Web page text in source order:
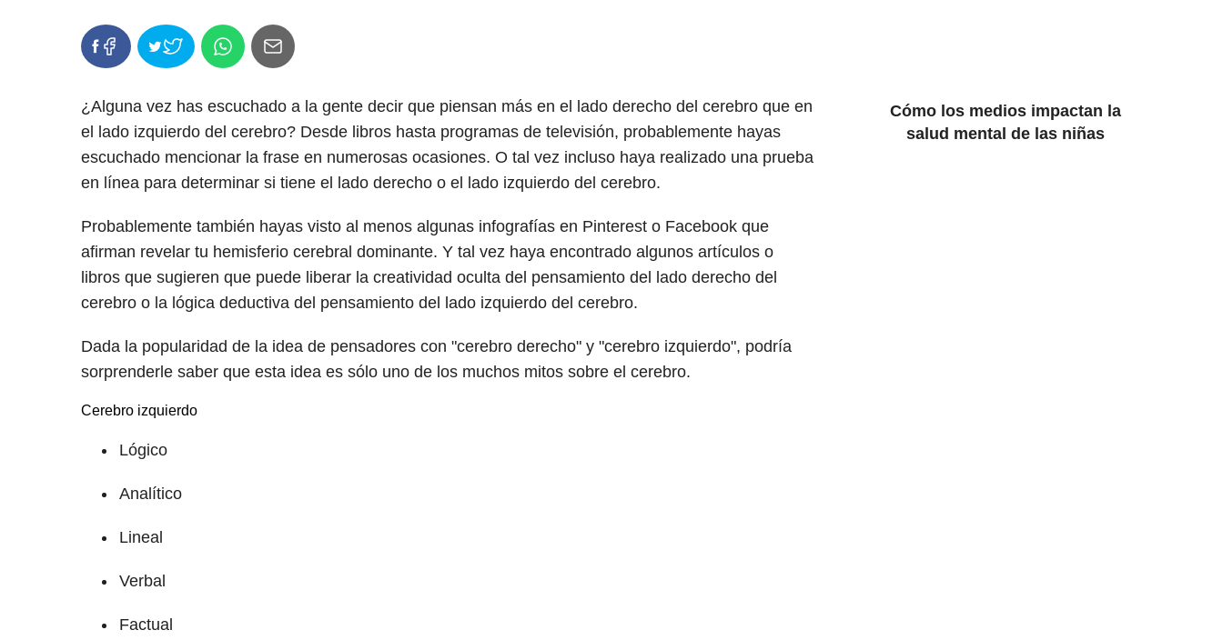
¿Alguna vez has escuchado a la gente decir que piensan más en el lado derecho del cerebro que en
el lado izquierdo del cerebro? Desde libros hasta programas de televisión, probablemente hayas
escuchado mencionar la frase en numerosas ocasiones. O tal vez incluso haya realizado una prueba
en línea para determinar si tiene el lado derecho o el lado izquierdo del cerebro.
Probablemente también hayas visto al menos algunas infografías en Pinterest o Facebook que
afirman revelar tu hemisferio cerebral dominante. Y tal vez haya encontrado algunos artículos o
libros que sugieren que puede liberar la creatividad oculta del pensamiento del lado derecho del
cerebro o la lógica deductiva del pensamiento del lado izquierdo del cerebro.
Dada la popularidad de la idea de pensadores con "cerebro derecho" y "cerebro izquierdo", podría
sorprenderle saber que esta idea es sólo uno de los muchos mitos sobre el cerebro.
Cerebro izquierdo
Lógico
Analítico
Lineal
Verbal
Factual
Cómo los medios impactan la
salud mental de las niñas